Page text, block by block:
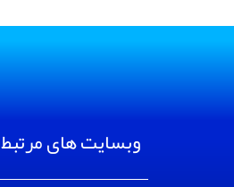
وبسایت های مرتبط